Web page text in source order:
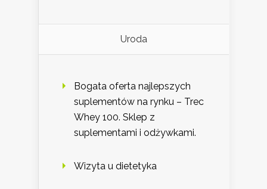
Uroda
Bogata oferta najlepszych
suplementów na rynku – Trec
Whey 100. Sklep z
suplementami i odżywkami.
Wizyta u dietetyka